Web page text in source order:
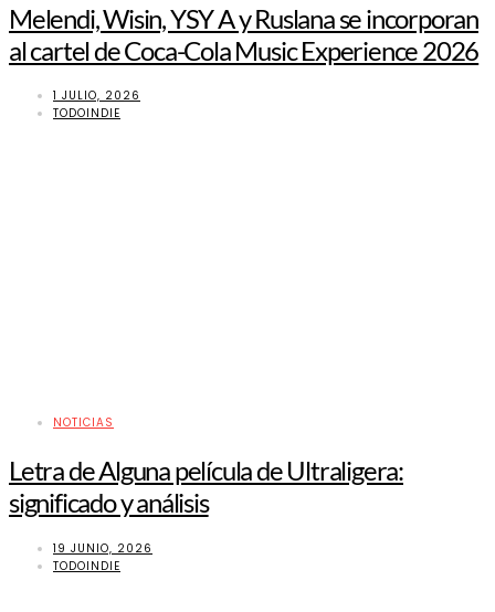
Melendi, Wisin, YSY A y Ruslana se incorporan
al cartel de Coca-Cola Music Experience 2026
1 JULIO, 2026
TODOINDIE
NOTICIAS
Letra de Alguna película de Ultraligera:
significado y análisis
19 JUNIO, 2026
TODOINDIE